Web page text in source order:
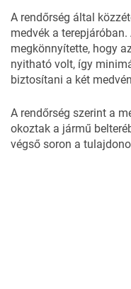
A rendőrség által
medvék a
megkönnyítette, hogy
nyitható volt, így
biztosítani a két
A rendőrség szerint a
okoztak a jármű
végső soron a